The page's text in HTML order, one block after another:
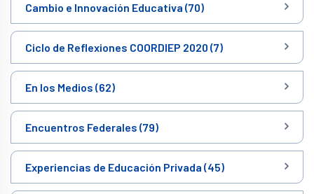
Cambio e Innovación Educativa (70)
Ciclo de Reflexiones COORDIEP 2020 (7)
En los Medios (62)
Encuentros Federales (79)
Experiencias de Educación Privada (45)